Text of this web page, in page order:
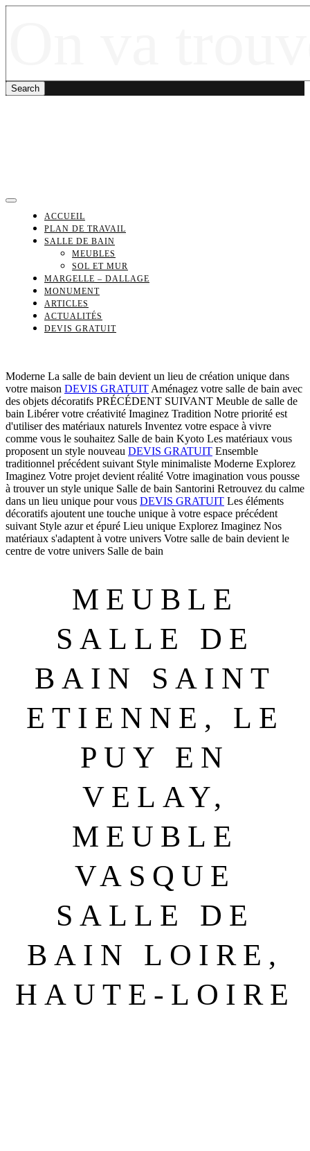
ACCUEIL
PLAN DE TRAVAIL
SALLE DE BAIN
MEUBLES
SOL ET MUR
MARGELLE – DALLAGE
MONUMENT
ARTICLES
ACTUALITÉS
DEVIS GRATUIT
Moderne La salle de bain devient un lieu de création unique dans
votre maison DEVIS GRATUIT Aménagez votre salle de bain avec
des objets décoratifs PRÉCÉDENT SUIVANT Meuble de salle de
bain Libérer votre créativité Imaginez Tradition Notre priorité est
d'utiliser des matériaux naturels Inventez votre espace à vivre
comme vous le souhaitez Salle de bain Kyoto Les matériaux vous
proposent un style nouveau DEVIS GRATUIT Ensemble
traditionnel précédent suivant Style minimaliste Moderne Explorez
Imaginez Votre projet devient réalité Votre imagination vous pousse
à trouver un style unique Salle de bain Santorini Retrouvez du calme
dans un lieu unique pour vous DEVIS GRATUIT Les éléments
décoratifs ajoutent une touche unique à votre espace précédent
suivant Style azur et épuré Lieu unique Explorez Imaginez Nos
matériaux s'adaptent à votre univers Votre salle de bain devient le
centre de votre univers Salle de bain
MEUBLE
SALLE DE
BAIN SAINT
ETIENNE, LE
PUY EN
VELAY,
MEUBLE
VASQUE
SALLE DE
BAIN LOIRE,
HAUTE-LOIRE